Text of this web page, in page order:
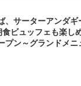
15:42:35]
4,400円
湯5分でふっくら白